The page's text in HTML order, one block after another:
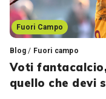
Fuori Campo
Blog / Fuori campo
Voti
quello che devi